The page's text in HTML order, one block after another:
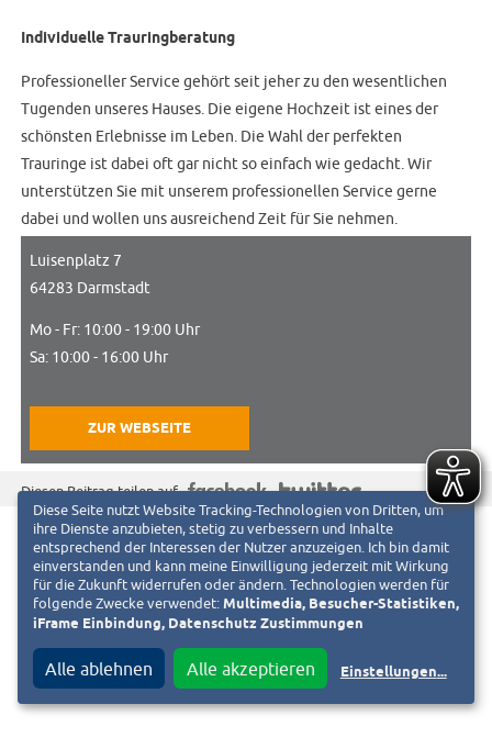
Individuelle Trauringberatung
Professioneller Service gehört seit jeher zu den wesentlichen
Tugenden unseres Hauses. Die eigene Hochzeit ist eines der
schönsten Erlebnisse im Leben. Die Wahl der perfekten
Trauringe ist dabei oft gar nicht so einfach wie gedacht. Wir
unterstützen Sie mit unserem professionellen Service gerne
dabei und wollen uns ausreichend Zeit für Sie nehmen.
Luisenplatz 7
64283 Darmstadt
Mo - Fr: 10:00 - 19:00 Uhr
Sa: 10:00 - 16:00 Uhr
ZUR WEBSEITE
Diesen Beitrag teilen auf f T
Diese Seite nutzt Website Tracking-Technologien von Dritten, um
ihre Dienste anzubieten, stetig zu verbessern und Inhalte
entsprechend der Interessen der Nutzer anzuzeigen. Ich bin damit
einverstanden und kann meine Einwilligung jederzeit mit Wirkung
für die Zukunft widerrufen oder ändern. Technologien werden für
folgende Zwecke verwendet: Multimedia, Besucher-Statistiken,
iFrame Einbindung, Datenschutz Zustimmungen
Alle ablehnen Alle akzeptieren Einstellungen...